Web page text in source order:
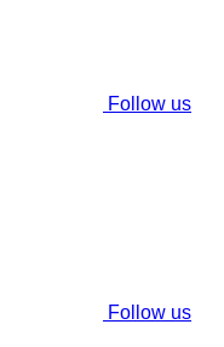
Follow us
Follow us